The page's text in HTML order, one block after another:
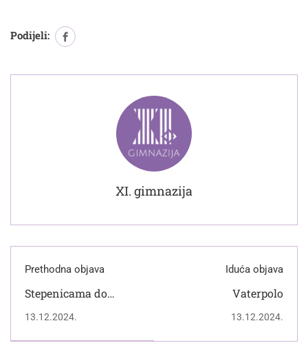
Podijeli:
XI. gimnazija
Prethodna objava
Stepenicama do
13.12.2024.
Iduća objava
Vaterpolo
13.12.2024.